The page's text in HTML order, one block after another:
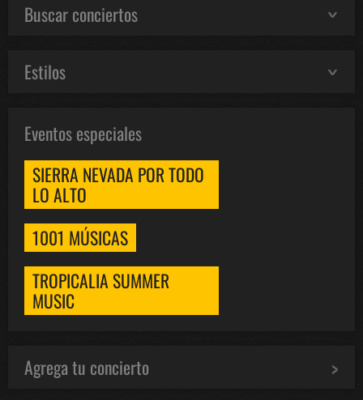
Buscar conciertos
Estilos
Eventos especiales
SIERRA NEVADA POR TODO
LO ALTO
1001 MÚSICAS
TROPICALIA SUMMER
MUSIC
Agrega tu concierto